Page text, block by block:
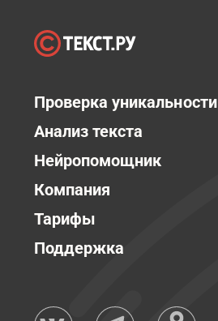
Проверка уникальности
Анализ текста
Нейропомощник
Компания
Тарифы
Поддержка